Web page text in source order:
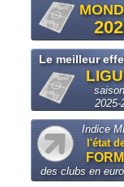
Le meilleur
saison
2025-
Indice
l'état
des clubs en